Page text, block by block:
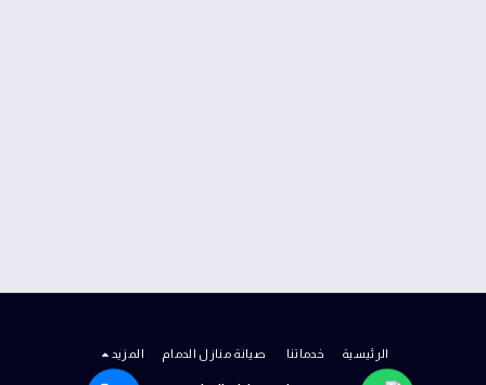
الرئيسية خدماتنا صيانة منازل الدمام المزيد